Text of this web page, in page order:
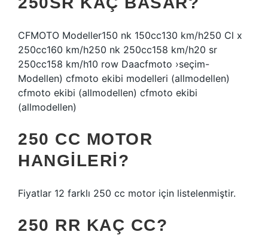
CFMOTO Modeller150 nk 150cc130 km/h250 Cl x
250cc160 km/h250 nk 250cc158 km/h20 sr
250cc158 km/h10 row Daacfmoto ›seçim-
Modellen) cfmoto ekibi modelleri (allmodellen)
cfmoto ekibi (allmodellen) cfmoto ekibi
(allmodellen)
250 CC MOTOR
HANGILERI?
Fiyatlar 12 farklı 250 cc motor için listelenmiştir.
250 RR KAÇ CC?